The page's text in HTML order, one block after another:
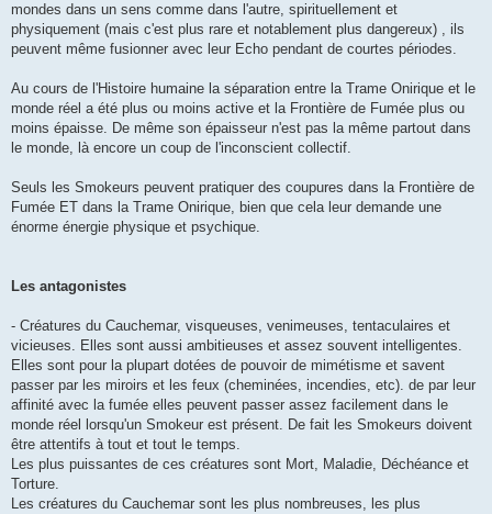
mondes dans un sens comme dans l'autre, spirituellement et
physiquement (mais c'est plus rare et notablement plus dangereux) , ils
peuvent même fusionner avec leur Echo pendant de courtes périodes.
Au cours de l'Histoire humaine la séparation entre la Trame Onirique et le
monde réel a été plus ou moins active et la Frontière de Fumée plus ou
moins épaisse. De même son épaisseur n'est pas la même partout dans
le monde, là encore un coup de l'inconscient collectif.
Seuls les Smokeurs peuvent pratiquer des coupures dans la Frontière de
Fumée ET dans la Trame Onirique, bien que cela leur demande une
énorme énergie physique et psychique.
Les antagonistes
- Créatures du Cauchemar, visqueuses, venimeuses, tentaculaires et
vicieuses. Elles sont aussi ambitieuses et assez souvent intelligentes.
Elles sont pour la plupart dotées de pouvoir de mimétisme et savent
passer par les miroirs et les feux (cheminées, incendies, etc). de par leur
affinité avec la fumée elles peuvent passer assez facilement dans le
monde réel lorsqu'un Smokeur est présent. De fait les Smokeurs doivent
être attentifs à tout et tout le temps.
Les plus puissantes de ces créatures sont Mort, Maladie, Déchéance et
Torture.
Les créatures du Cauchemar sont les plus nombreuses, les plus